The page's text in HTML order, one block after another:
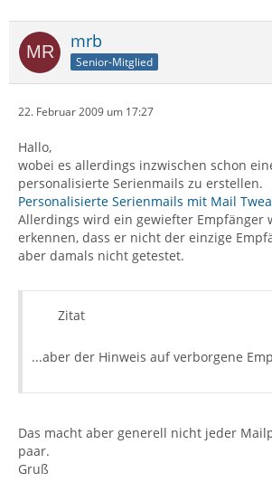
mrb
Senior-Mitglied
22. Februar 2009 um 17:27
Hallo,
wobei es allerdings inzwischen schon
personalisierte Serienmails zu erstellen.
Personalisierte Serienmails mit Mail
Allerdings wird ein gewiefter Empfänger
erkennen, dass er nicht der einzige
aber damals nicht getestet.
Zitat
...aber der Hinweis auf verborgene
Das macht aber generell nicht jeder
paar.
Gruß